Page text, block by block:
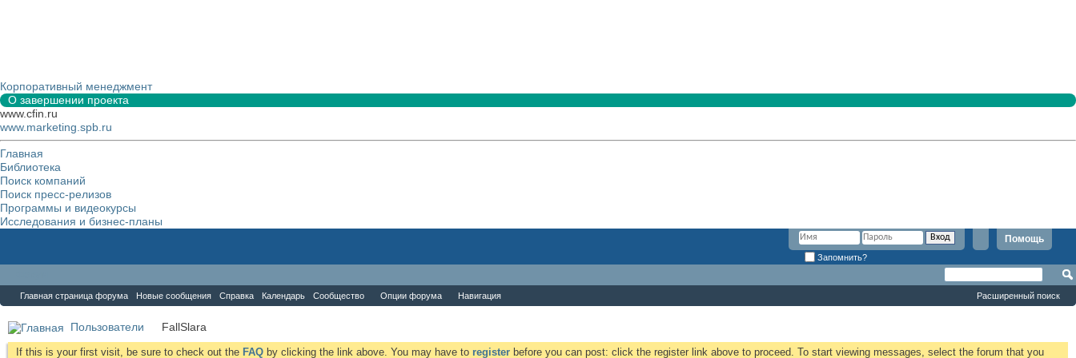
Корпоративный менеджмент
О завершении проекта
www.cfin.ru
www.marketing.spb.ru
Главная
Библиотека
Поиск компаний
Поиск пресс-релизов
Программы и видеокурсы
Исследования и бизнес-планы
Помощь
Запомнить?
Главная страница форума Новые сообщения Справка Календарь Сообщество Опции форума Навигация Расширенный поиск
Пользователи FallSlara
If this is your first visit, be sure to check out the FAQ by clicking the link above. You may have to register before you can post: click the register link above to proceed. To start viewing messages, select the forum that you